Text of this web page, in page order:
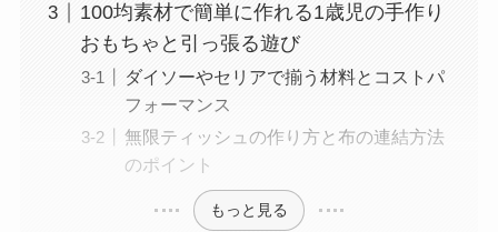
100均素材で簡単に作れる1歳児の手作り
おもちゃと引っ張る遊び
ダイソーやセリアで揃う材料とコストパ
フォーマンス
無限ティッシュの作り方と布の連結方法
のポイント
もっと見る